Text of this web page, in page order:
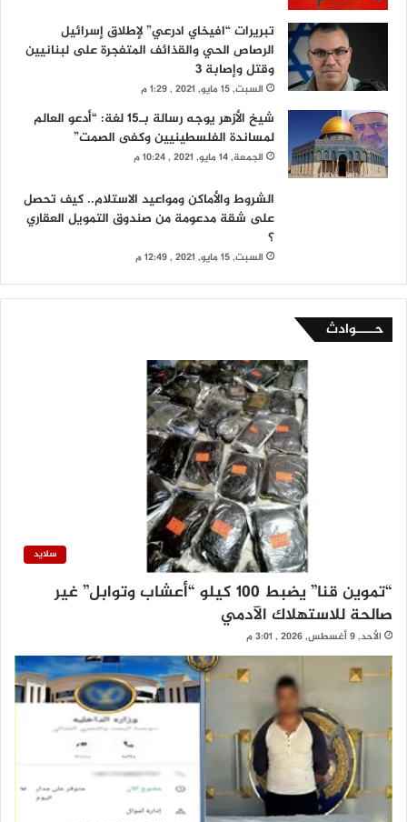
تبريرات “افيخاي ادرعي” لإطلاق إسرائيل
الرصاص الحي والقذائف المتفجرة على لبنانيين
وقتل وإصابة 3
السبت, 15 مايو, 2021 , 1:29 م
شيخ الأزهر يوجه رسالة بـ15 لغة: “أدعو العالم
لمساندة الفلسطينيين وكفى الصمت”
الجمعة, 14 مايو, 2021 , 10:24 م
الشروط والأماكن ومواعيد الاستلام.. كيف تحصل
على شقة مدعومة من صندوق التمويل العقاري
؟
السبت, 15 مايو, 2021 , 12:49 م
حــــوادث
سلايد
“تموين قنا” يضبط 100 كيلو “أعشاب وتوابل” غير
صالحة للاستهلاك الآدمي
الأحد, 9 أغسطس, 2026 , 3:01 م